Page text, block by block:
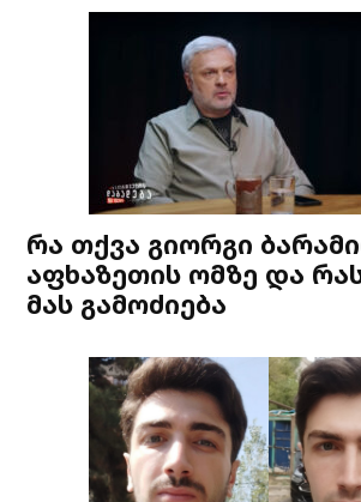
რა თქვა გიორგი
აფხაზეთის ომზე და
მას გამოძიება